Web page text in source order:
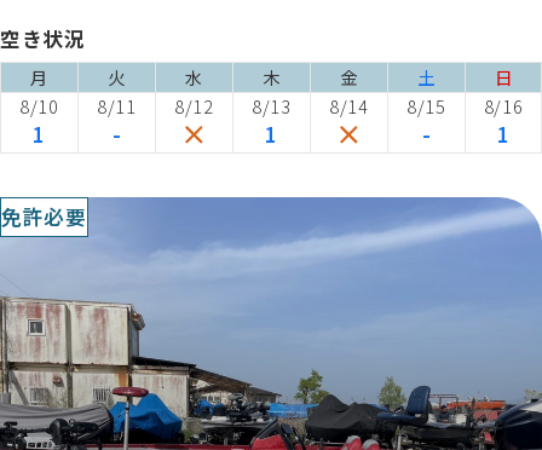
空き状況
月 火 水 木 金 土
日
8/10
1
8/11
-
8/12 8/13
1
8/14 8/15
-
8/16
1
免許必要